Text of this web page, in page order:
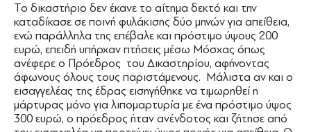
Το δικαστήριο δεν έκανε το αίτημα δεκτό και την
καταδίκασε σε ποινή φυλάκισης δύο μηνών για απείθεια,
ενώ παράλληλα της επέβαλε και πρόστιμο ύψους 200
ευρώ, επειδή υπήρχαν πτήσεις μέσω Μόσχας όπως
ανέφερε ο Πρόεδρος του Δικαστηρίου, αφήνοντας
άφωνους όλους τους παριστάμενους. Μάλιστα αν και ο
εισαγγελέας της έδρας εισηγήθηκε να τιμωρηθεί η
μάρτυρας μόνο για λιπομαρτυρία με ένα πρόστιμο ύψος
300 ευρώ, ο πρόεδρος ήταν ανένδοτος και ζήτησε από